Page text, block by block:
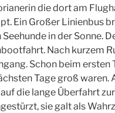
die dort am
Ein Großer Linienbus
in der Sonne.
Nach kurzem
Schon beim ersten
Tage groß waren.
die lange Überfahrt
sie galt als